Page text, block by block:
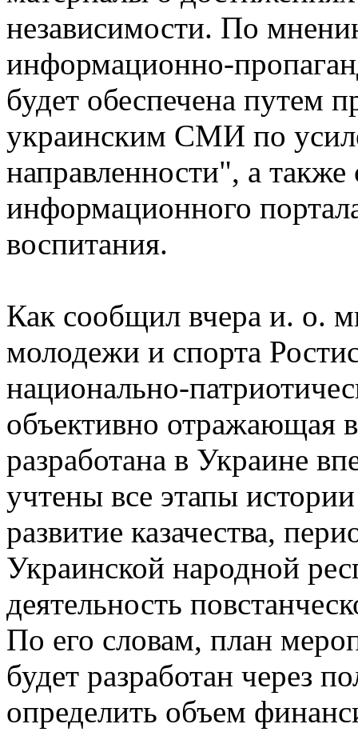
независимости. По
информационно-
будет обеспечена путем
украинским СМИ по
направленности", а также
информационного
воспитания.
Как сообщил вчера и. о.
молодежи и спорта
национально-
объективно отражающая
разработана в Украине
учтены все этапы
развитие казачества,
Украинской народной
деятельность
По его словам, план
будет разработан через
определить объем